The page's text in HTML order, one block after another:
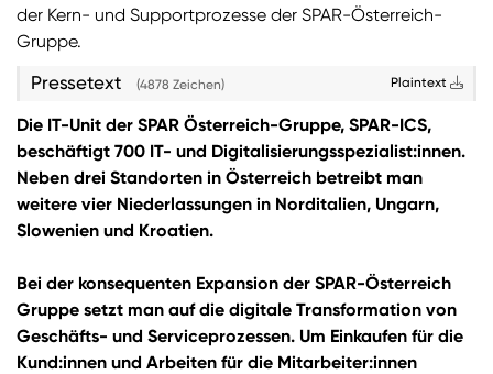
der Kern- und Supportprozesse der SPAR-Österreich-
Gruppe.
Pressetext (4878 Zeichen) Plaintext
Die IT-Unit der SPAR Österreich-Gruppe, SPAR-ICS,
beschäftigt 700 IT- und Digitalisierungsspezialist:innen.
Neben drei Standorten in Österreich betreibt man
weitere vier Niederlassungen in Norditalien, Ungarn,
Slowenien und Kroatien.
Bei der konsequenten Expansion der SPAR-Österreich
Gruppe setzt man auf die digitale Transformation von
Geschäfts- und Serviceprozessen. Um Einkaufen für die
Kund:innen und Arbeiten für die Mitarbeiter:innen